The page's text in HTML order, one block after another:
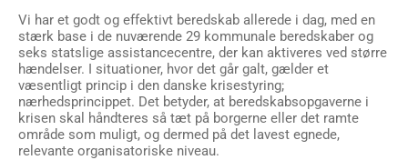
Vi har et godt og effektivt beredskab allerede i dag, med en
stærk base i de nuværende 29 kommunale beredskaber og
seks statslige assistancecentre, der kan aktiveres ved større
hændelser. I situationer, hvor det går galt, gælder et
væsentligt princip i den danske krisestyring;
nærhedsprincippet. Det betyder, at beredskabsopgaverne i
krisen skal håndteres så tæt på borgerne eller det ramte
område som muligt, og dermed på det lavest egnede,
relevante organisatoriske niveau.